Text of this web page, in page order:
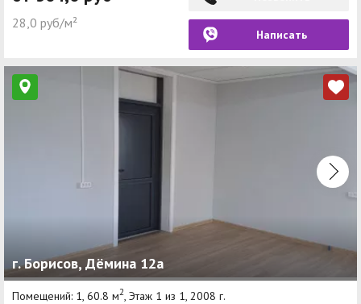
28,0 руб/м²
Написать
г. Борисов, Дёмина 12а
Помещений: 1, 60.8 м2, Этаж 1 из 1, 2008 г.